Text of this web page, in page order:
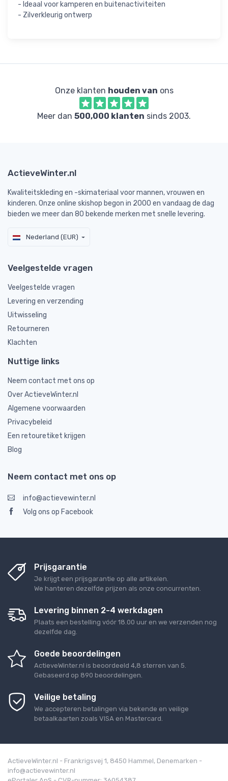
- Ideaal voor kamperen en buitenactiviteiten
- Zilverkleurig ontwerp
Onze klanten houden van ons
Meer dan 500,000 klanten sinds 2003.
ActieveWinter.nl
Kwaliteitskleding en -skimateriaal voor mannen, vrouwen en
kinderen. Onze online skishop begon in 2000 en vandaag de dag
bieden we meer dan 80 bekende merken met snelle levering.
Nederland (EUR)
Veelgestelde vragen
Veelgestelde vragen
Levering en verzending
Uitwisseling
Retourneren
Klachten
Nuttige links
Neem contact met ons op
Over ActieveWinter.nl
Algemene voorwaarden
Privacybeleid
Een retouretiket krijgen
Blog
Neem contact met ons op
info@actievewinter.nl
Volg ons op Facebook
Prijsgarantie
Je krijgt een prijsgarantie op alle artikelen.
We hanteren dezelfde prijzen als onze concurrenten.
Levering binnen 2-4 werkdagen
Plaats een bestelling vóór 18.00 uur en we verzenden nog
dezelfde dag.
Goede beoordelingen
ActieveWinter.nl is beoordeeld 4,8 sterren van 5
Gebaseerd op 890 beoordelingen.
Veilige betaling
We accepteren betalingen via bekende en veilige
betaalkaarten zoals VISA en Mastercard.
ActieveWinter.nl - Frankrigsvej 1, 8450 Hammel, Denemarken -
info@actievewinter.nl